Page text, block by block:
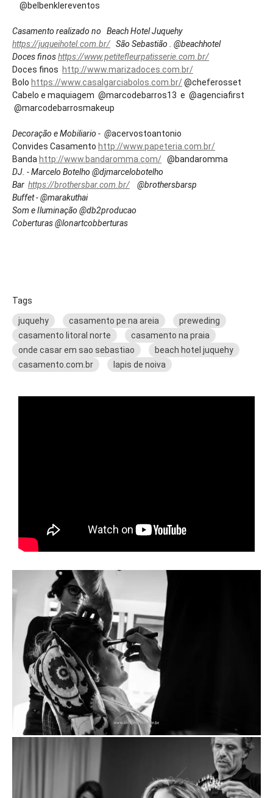
@belbenklereventos
Casamento realizado no Beach Hotel Juquehy
https://juqueihotel.com.br/ São Sebastião . @beachhotel
Doces finoshttps://www.petitefleurpatisserie.com.br/
Doces finos http://www.marizadoces.com.br/
Bolo https://www.casalgarciabolos.com.br/@cheferosset
Cabelo e maquiagem @marcodebarros13 e @agenciafirst
@marcodebarrosmakeup
Decoração e Mobiliario - @acervostoantonio
Convides Casamento http://www.papeteria.com.br/
Banda http://www.bandaromma.com/ @bandaromma
DJ. - Marcelo Botelho @djmarcelobotelho
Bar https://brothersbar.com.br/ @brothersbarsp
Buffet - @marakuthai
Som e Iluminação @db2producao
Coberturas @lonartcobberturas
Tags
juquehy casamento pe na areia
preweding
casamento litoral norte
casamento na praia
onde casar em sao sebastiao
beach hotel juquehy
casamento.com.br
lapis de noiva